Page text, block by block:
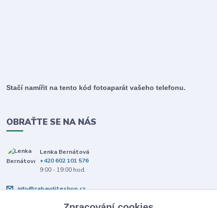
Stačí namířit na tento kód fotoaparát vašeho telefonu.
OBRAŤTE SE NA NÁS
Lenka Bernátová
+420 602 101 576
9:00 - 19:00 hod.
info@zabavditeshop.cz